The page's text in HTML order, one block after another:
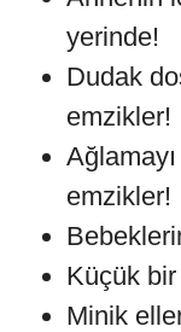
yerinde!
Dudak
emzikler!
emzikler!
Küçük
Minik